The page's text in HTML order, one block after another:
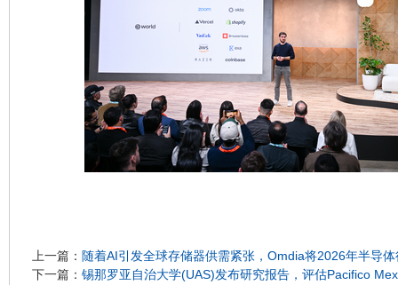
上一篇： 随着AI引发全球存储器供需紧张，Omdia将2026年半导
下一篇： 锡那罗亚自治大学(UAS)发布研究报告，评估Pacifico